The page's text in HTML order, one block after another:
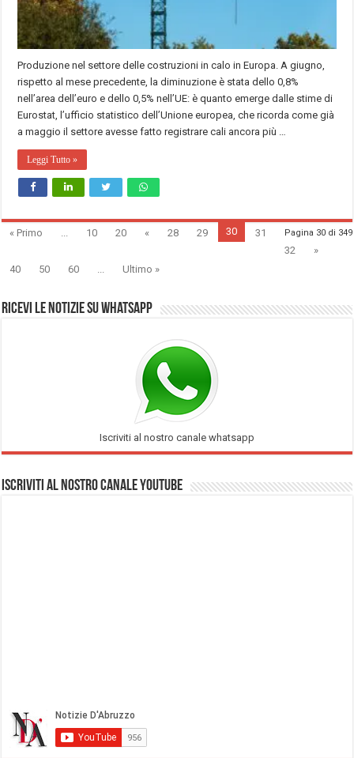
Produzione nel settore delle costruzioni in calo in Europa. A giugno,
rispetto al mese precedente, la diminuzione è stata dello 0,8%
nell’area dell’euro e dello 0,5% nell’UE: è quanto emerge dalle stime di
Eurostat, l’ufficio statistico dell’Unione europea, che ricorda come già
a maggio il settore avesse fatto registrare cali ancora più …
Leggi Tutto »
Pagina 30 di 349
« Primo ... 10 20 « 28 29 30
31
32
»
40
50 60 ... Ultimo »
Ricevi le notizie su Whatsapp
Iscriviti al nostro canale whatsapp
Iscriviti al nostro Canale Youtube